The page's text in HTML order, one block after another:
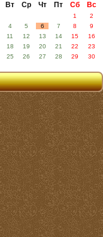
Вт Ср Чт Пт Сб Вс
1
2
4 5 6 7 8
9
11 12 13 14 15
16
18 19 20 21 22
23
25 26 27 28 29
30